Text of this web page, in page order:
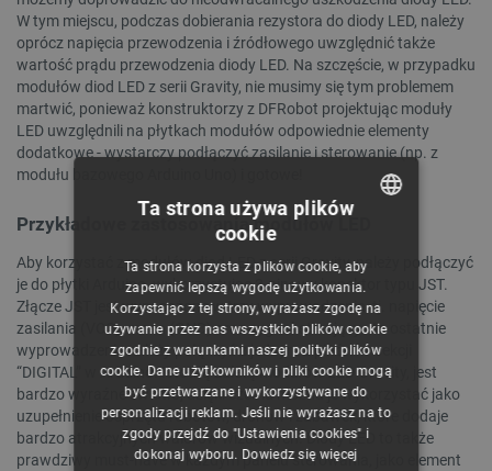
W tym miejscu, podczas dobierania rezystora do diody LED, należy
oprócz napięcia przewodzenia i źródłowego uwzględnić także
wartość prądu przewodzenia diody LED. Na szczęście, w przypadku
modułów diod LED z serii Gravity, nie musimy się tym problemem
martwić, ponieważ konstruktorzy z DFRobot projektując moduły
LED uwzględnili na płytkach modułów odpowiednie elementy
dodatkowe - wystarczy podłączyć zasilanie i sterowanie (np. z
modułu bazowego Arduino Uno) i gotowe!
Przykładowe zastosowania modułów LED
Aby korzystać z modułów diod LED z serii Gravity, należy podłączyć
je do płytki Arduino, wykorzystując 3-pinowy konektor typu JST.
Złącze JST jest wyposażone w trzy wyprowadzenia, tj. napięcie
zasilania (VCC), masa (GND) oraz sygnał sterujący - to ostatnie
wyprowadzenie należy połączyć z jednym z pinów w sekcji
“DIGITAL” w Arduino. Istotną zaletą modułów LED Gravity, jest
bardzo wyraźne światło, dzięki czemu można je wykorzystać jako
uzupełnienie osprzętu robotów, dronów i zabawek, które dodaje
bardzo atrakcyjnych walorów wizualnych. Diody LED to także
prawdziwy must-have w każdym panelu sterowania, jako element
CZECH
ENGLISH
GERMAN
Ta strona używa plików
cookie
Ta strona korzysta z plików cookie, aby
zapewnić lepszą wygodę użytkowania.
Korzystając z tej strony, wyrażasz zgodę na
używanie przez nas wszystkich plików cookie
zgodnie z warunkami naszej polityki plików
cookie. Dane użytkowników i pliki cookie mogą
być przetwarzane i wykorzystywane do
personalizacji reklam. Jeśli nie wyrażasz na to
zgody przejdź do "Ustawienia cookies" i
dokonaj wyboru. Dowiedz się więcej